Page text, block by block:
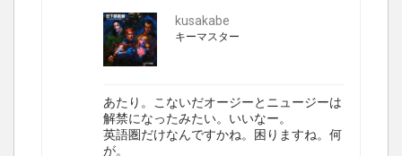
kusakabe
キーマスター
あたり。こないだオージーとニュージーは
解禁になったみたい。いいなー。
英語圏だけなんですかね。困りますね。何
が。